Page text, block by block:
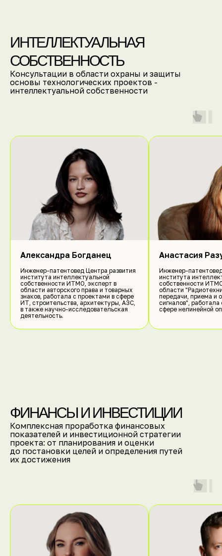
ИНТЕЛЛЕКТУАЛЬНАЯ
СОБСТВЕННОСТЬ
Консультации в области охраны и защиты
основы технологических проектов -
интеллектуальной собственности
Александра Богданец
Инженер-патентовед Центра развития
института интеллектуальной
собственности ИТМО, эксперт в
области авторского права и товарных
знаков, работала с проектами в сфере
ИТ, строительства, архитектуры, АЗС,
в также научно-исследовательская
деятельность.
Анастасия
Инженер-
института
собственности
области
передачи, приема и
сигналов", работала
сфере нелинейной
ФИНАНСЫ И ИНВЕСТИЦИИ
Комплексная проработка финансовых
показателей и инвестиционной стратегии
проекта: от планирования и оценки
до постановки целей и определения путей
их достижения